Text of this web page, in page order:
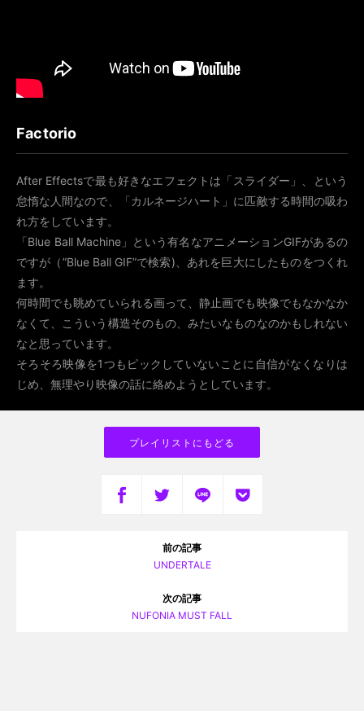
Factorio
After Effectsで最も好きなエフェクトは「スライダー」、という
怠惰な人間なので、「カルネージハート」に匹敵する時間の吸わ
れ方をしています。
「Blue Ball Machine」という有名なアニメーションGIFがあるの
ですが（”Blue Ball GIF”で検索)、あれを巨大にしたものをつくれ
ます。
何時間でも眺めていられる画って、静止画でも映像でもなかなか
なくて、こういう構造そのもの、みたいなものなのかもしれない
なと思っています。
そろそろ映像を1つもピックしていないことに自信がなくなりは
じめ、無理やり映像の話に絡めようとしています。
プレイリストにもどる
前の記事
UNDERTALE
次の記事
NUFONIA MUST FALL